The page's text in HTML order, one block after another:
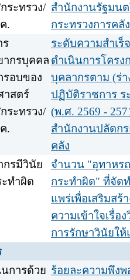
ระทรวง/
.
สำนักงานรัฐมน
กระทรวงการคลัง
ร
ากรบุคคล
รอบของ
าสตร์
ระทรวง/
.
ระดับความสำเร็
ดำเนินการโคร
บุคลากรตาม (ร่
ปฏิบัติราชการ ร
(พ.ศ. 2569 -
สำนักงานปลัดกร
คลัง
กรมีวินัย
ทำผิด
จำนวน "อุทาหร
กระทำผิด" ที่จัด
แพร่เพื่อเสริมสร้
ความเข้าใจเรื่อ
การรักษาวินัยใ
การด้วย ร้อยละความพึงพ